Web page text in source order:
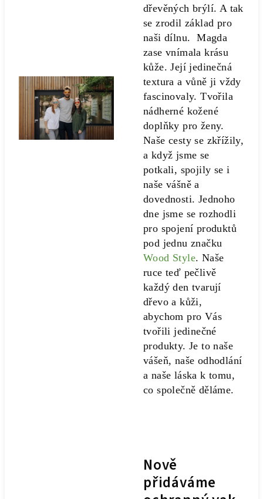
dřevěných brýlí. A tak
se zrodil základ pro
naši dílnu. Magda
zase vnímala krásu
kůže. Její jedinečná
textura a vůně ji vždy
fascinovaly. Tvořila
nádherné kožené
doplňky pro ženy.
Naše cesty se zkřížily,
a když jsme se
potkali, spojily se i
naše vášně a
dovednosti. Jednoho
dne jsme se rozhodli
pro spojení produktů
pod jednu značku
Wood Style. Naše
ruce teď pečlivě
každý den tvarují
dřevo a kůži,
abychom pro Vás
tvořili jedinečné
produkty. Je to naše
vášeň, naše odhodlání
a naše láska k tomu,
co společně děláme.
Nově
přidáváme